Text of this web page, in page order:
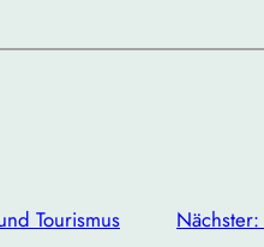
Tourismus Nächster: